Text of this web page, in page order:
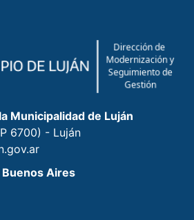
Municipalidad de Luján
6700) - Luján
Aires